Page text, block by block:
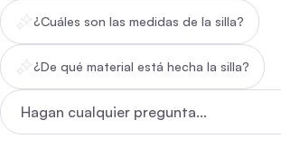
¿Cuáles son las medidas de la silla?
¿De qué material está hecha la silla?